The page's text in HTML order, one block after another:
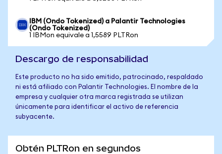
IBM (Ondo Tokenized) a Palantir Technologies
(Ondo Tokenized)
1 IBMon equivale a 1,5589 PLTRon
Descargo de responsabilidad
Este producto no ha sido emitido, patrocinado, respaldado
ni está afiliado con Palantir Technologies. El nombre de la
empresa y cualquier otra marca registrada se utilizan
únicamente para identificar el activo de referencia
subyacente.
Obtén PLTRon en segundos